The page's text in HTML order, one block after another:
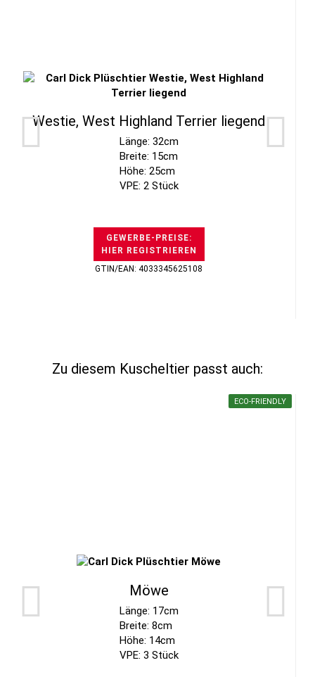
Westie, West Highland Terrier liegend
Länge: 32cm
Breite: 15cm
Höhe: 25cm
VPE: 2 Stück
GEWERBE-PREISE:
HIER REGISTRIEREN
GTIN/EAN: 4033345625108
Zu diesem Kuscheltier passt auch:
ECO-FRIENDLY
Möwe
Länge: 17cm
Breite: 8cm
Höhe: 14cm
VPE: 3 Stück